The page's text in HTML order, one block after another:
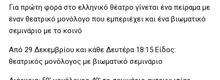
Για πρώτη φορά στο ελληνικό θέατρο γίνεται ένα πείραμα με
έναν θεατρικό μονόλογο που εμπεριέχει και ένα βιωματικό
σεμινάριο με το κοινό
Από 29 Δεκεμβρίου και κάθε Δευτέρα 18:15 Είδος:
θεατρικός μονόλογος με βιωματικό σεμινάριο